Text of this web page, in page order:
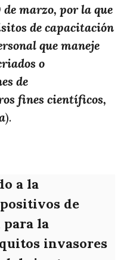
marzo, por la que
de capacitación
que maneje
o
de
fines científicos,
).
a la
de
para la
invasores